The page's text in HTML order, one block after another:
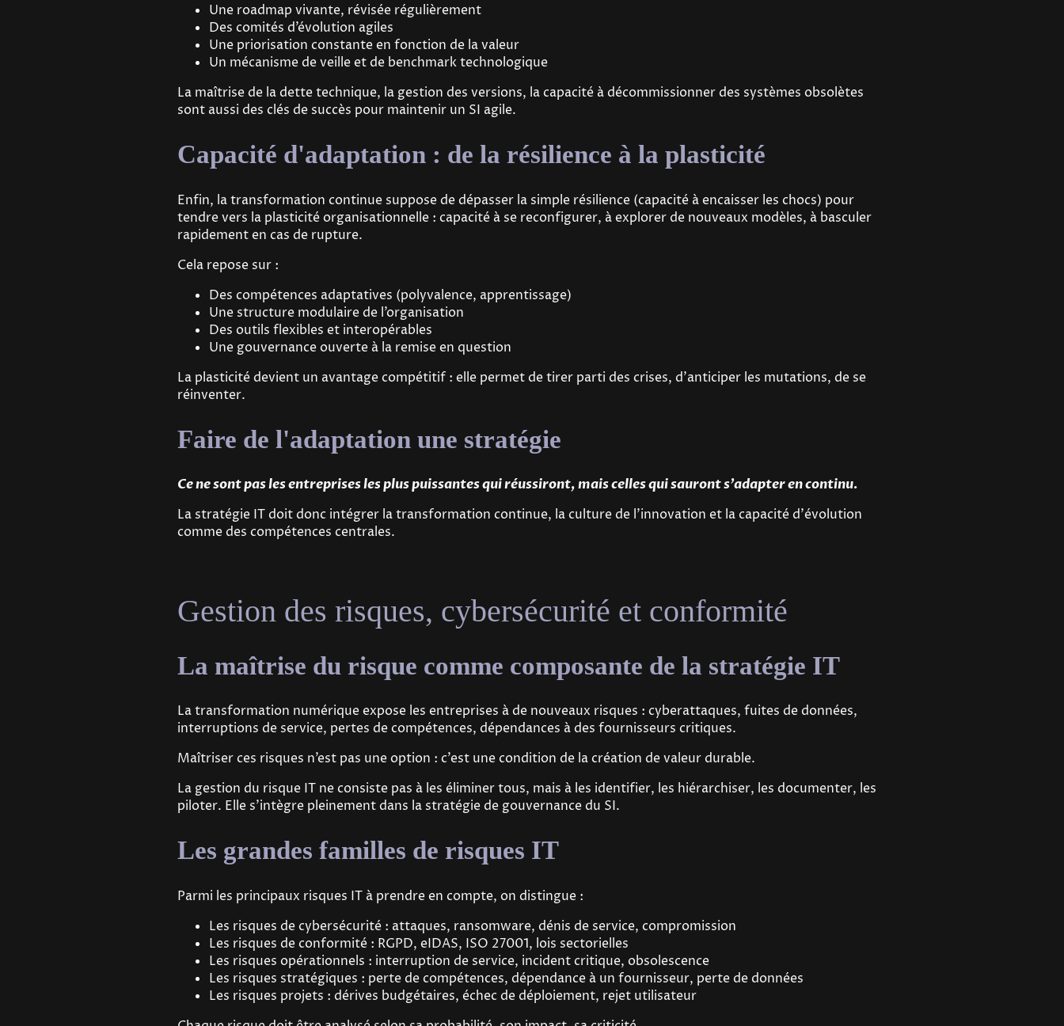
Une roadmap vivante, révisée régulièrement
Des comités d’évolution agiles
Une priorisation constante en fonction de la valeur
Un mécanisme de veille et de benchmark technologique
La maîtrise de la dette technique, la gestion des versions, la capacité à décommissionner des systèmes obsolètes
sont aussi des clés de succès pour maintenir un SI agile.
Capacité d'adaptation : de la résilience à la plasticité
Enfin, la transformation continue suppose de dépasser la simple résilience (capacité à encaisser les chocs) pour
tendre vers la plasticité organisationnelle : capacité à se reconfigurer, à explorer de nouveaux modèles, à basculer
rapidement en cas de rupture.
Cela repose sur :
Des compétences adaptatives (polyvalence, apprentissage)
Une structure modulaire de l’organisation
Des outils flexibles et interopérables
Une gouvernance ouverte à la remise en question
La plasticité devient un avantage compétitif : elle permet de tirer parti des crises, d'anticiper les mutations, de se
réinventer.
Faire de l'adaptation une stratégie
Ce ne sont pas les entreprises les plus puissantes qui réussiront, mais celles qui sauront s'adapter en continu.
La stratégie IT doit donc intégrer la transformation continue, la culture de l'innovation et la capacité d'évolution
comme des compétences centrales.
Gestion des risques, cybersécurité et conformité
La maîtrise du risque comme composante de la stratégie IT
La transformation numérique expose les entreprises à de nouveaux risques : cyberattaques, fuites de données,
interruptions de service, pertes de compétences, dépendances à des fournisseurs critiques.
Maîtriser ces risques n’est pas une option : c’est une condition de la création de valeur durable.
La gestion du risque IT ne consiste pas à les éliminer tous, mais à les identifier, les hiérarchiser, les documenter, les
piloter. Elle s’intègre pleinement dans la stratégie de gouvernance du SI.
Les grandes familles de risques IT
Parmi les principaux risques IT à prendre en compte, on distingue :
Les risques de cybersécurité : attaques, ransomware, dénis de service, compromission
Les risques de conformité : RGPD, eIDAS, ISO 27001, lois sectorielles
Les risques opérationnels : interruption de service, incident critique, obsolescence
Les risques stratégiques : perte de compétences, dépendance à un fournisseur, perte de données
Les risques projets : dérives budgétaires, échec de déploiement, rejet utilisateur